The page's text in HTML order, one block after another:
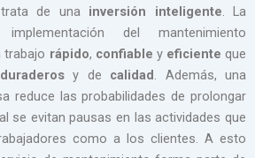
de una inversión inteligente. La
del mantenimiento
trabajo rápido, confiable y eficiente que
duraderosy de calidad. Además, una
reduce las probabilidades de prolongar
se evitan pausas en las actividades que
como a los clientes. A esto